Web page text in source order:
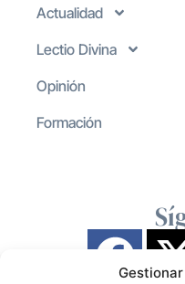
Actualidad
Lectio Divina
Opinión
Formación